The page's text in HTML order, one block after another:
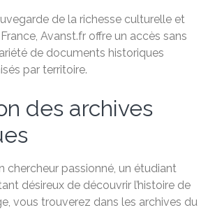
de la richesse culturelle et
Avanst.fr offre un accès sans
de documents historiques
par territoire.
des archives
chercheur passionné, un étudiant
désireux de découvrir l’histoire de
vous trouverez dans les archives du